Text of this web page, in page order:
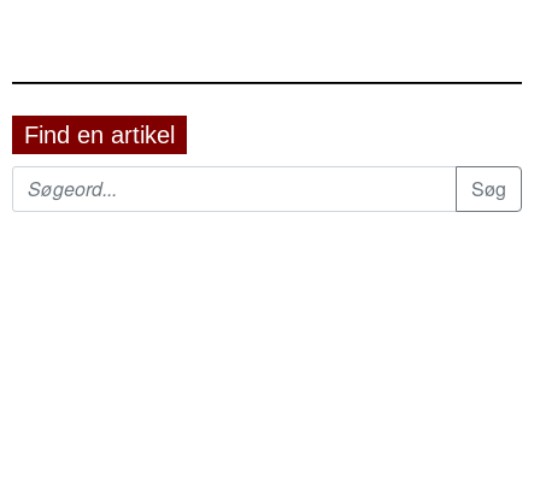
Find en artikel